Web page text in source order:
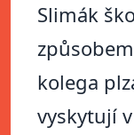
Slimák
kolega
vyskytují